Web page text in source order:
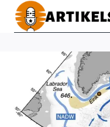
Doorgaan
naar